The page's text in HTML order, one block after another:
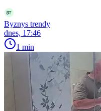
Byznys trendy
dnes, 17:46
1 min